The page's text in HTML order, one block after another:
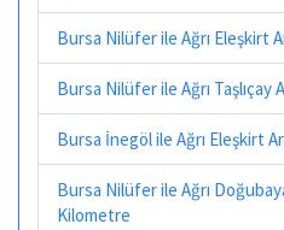
Bursa Nilüfer ile Ağrı Eleşkirt
Bursa Nilüfer ile Ağrı Taşlıçay
Bursa İnegöl ile Ağrı Eleşkirt
Bursa Nilüfer ile Ağrı
Kilometre